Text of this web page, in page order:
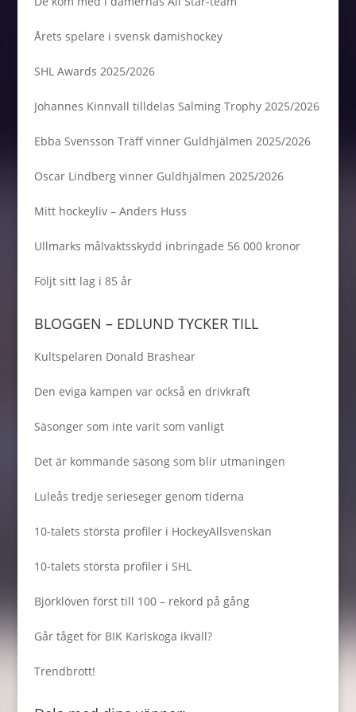
Årets spelare i svensk damishockey
SHL Awards 2025/2026
Johannes Kinnvall tilldelas Salming Trophy 2025/2026
Ebba Svensson Träff vinner Guldhjälmen 2025/2026
Oscar Lindberg vinner Guldhjälmen 2025/2026
Mitt hockeyliv – Anders Huss
Ullmarks målvaktsskydd inbringade 56 000 kronor
Följt sitt lag i 85 år
BLOGGEN – EDLUND TYCKER TILL
Kultspelaren Donald Brashear
Den eviga kampen var också en drivkraft
Säsonger som inte varit som vanligt
Det är kommande säsong som blir utmaningen
Luleås tredje serieseger genom tiderna
10-talets största profiler i HockeyAllsvenskan
10-talets största profiler i SHL
Björklöven först till 100 – rekord på gång
Går tåget för BIK Karlskoga ikväll?
Trendbrott!